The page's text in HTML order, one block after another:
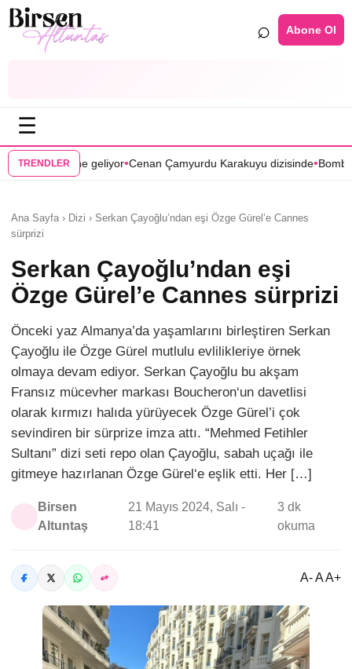
⌕ Abone Ol
☰
TRENDLER
Cenan Çamyurdu Karakuyu dizisinde•Bomba transfer! Caner
Ana Sayfa › Dizi › Serkan Çayoğlu’ndan eşi Özge Gürel’e Cannes
sürprizi
Serkan Çayoğlu’ndan eşi
Özge Gürel’e Cannes sürprizi
Önceki yaz Almanya’da yaşamlarını birleştiren Serkan
Çayoğlu ile Özge Gürel mutlulu evlilikleriye örnek
olmaya devam ediyor. Serkan Çayoğlu bu akşam
Fransız mücevher markası Boucheron‘un davetlisi
olarak kırmızı halıda yürüyecek Özge Gürel’i çok
sevindiren bir sürprize imza attı. “Mehmed Fetihler
Sultanı” dizi seti repo olan Çayoğlu, sabah uçağı ile
gitmeye hazırlanan Özge Gürel‘e eşlik etti. Her […]
Birsen
Altuntaş
21 Mayıs 2024, Salı -
18:41
3 dk
okuma
A- A A+